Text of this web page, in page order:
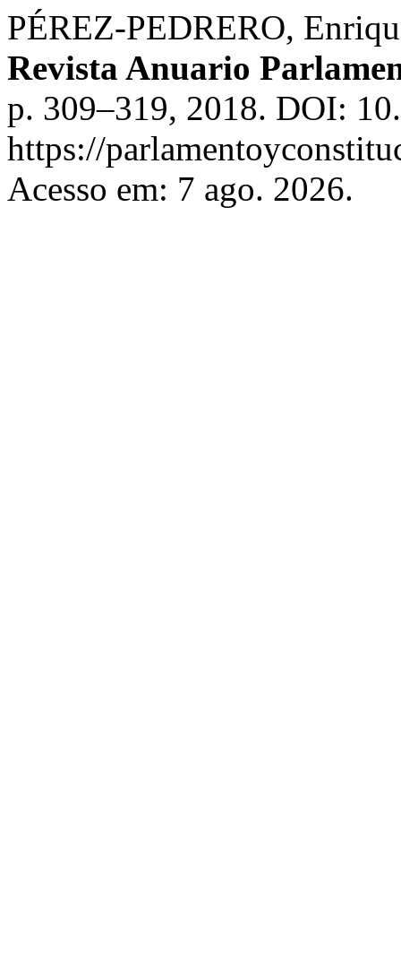
PÉREZ-PEDRERO,
Revista Anuario
p. 309–319, 2018. DOI:
https://
Acesso em: 7 ago. 2026.